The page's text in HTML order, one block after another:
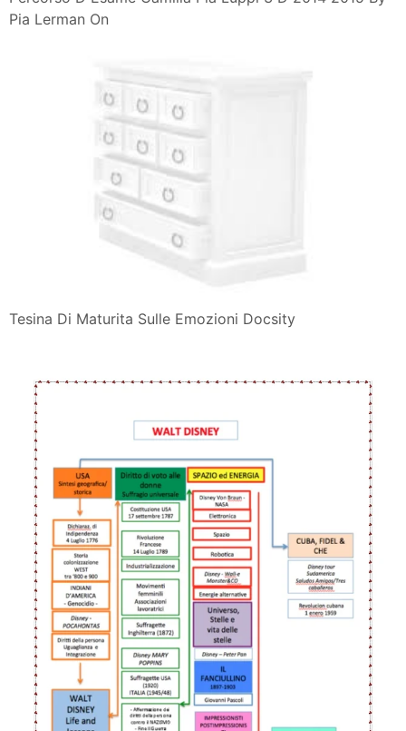
Pia Lerman On
Tesina Di Maturita Sulle Emozioni Docsity